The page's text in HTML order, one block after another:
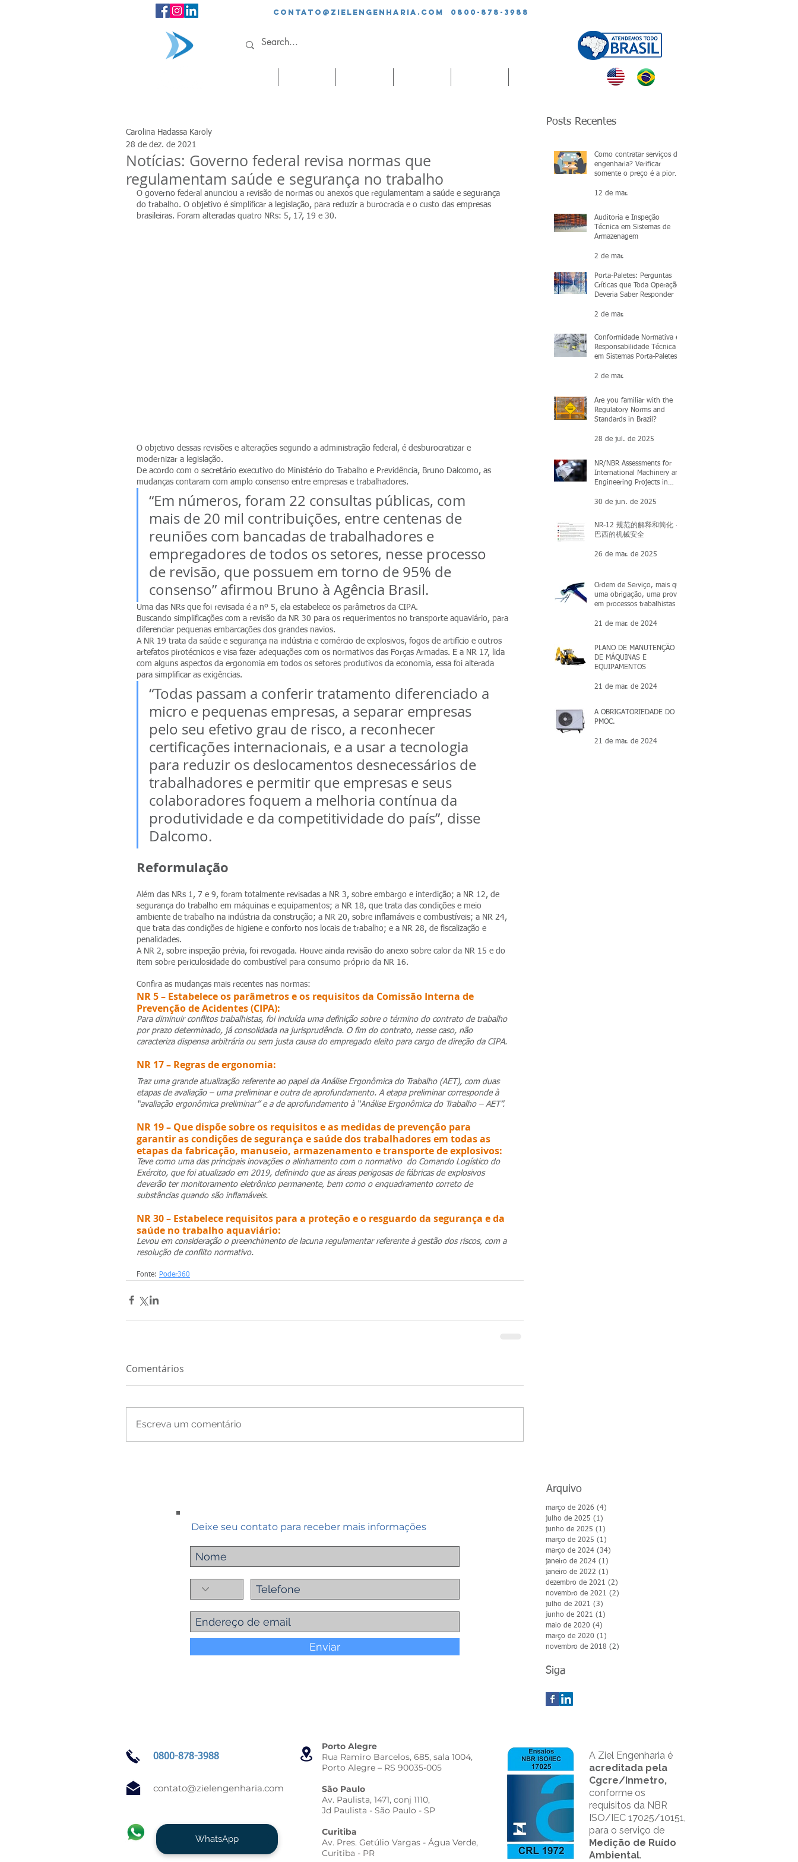
contato@zielengenharia.com 0800-878-3988
Notícias: Governo federal revisa normas que
regulamentam saúde e segurança no trabalho
Carolina Hadassa Karoly
28 de dez. de 2021
O governo federal anunciou a revisão de normas ou anexos que regulamentam a saúde e segurança
do trabalho. O objetivo é simplificar a legislação, para reduzir a burocracia e o custo das empresas
brasileiras. Foram alteradas quatro NRs: 5, 17, 19 e 30.
O objetivo dessas revisões e alterações segundo a administração federal, é desburocratizar e
modernizar a legislação.
De acordo com o secretário executivo do Ministério do Trabalho e Previdência, Bruno Dalcomo, as
mudanças contaram com amplo consenso entre empresas e trabalhadores.
“Em números, foram 22 consultas públicas, com
mais de 20 mil contribuições, entre centenas de
reuniões com bancadas de trabalhadores e
empregadores de todos os setores, nesse processo
de revisão, que possuem em torno de 95% de
consenso” afirmou Bruno à Agência Brasil.
Uma das NRs que foi revisada é a nº 5, ela estabelece os parâmetros da CIPA.
Buscando simplificações com a revisão da NR 30 para os requerimentos no transporte aquaviário, para
diferenciar pequenas embarcações dos grandes navios.
A NR 19 trata da saúde e segurança na indústria e comércio de explosivos, fogos de artifício e outros
artefatos pirotécnicos e visa fazer adequações com os normativos das Forças Armadas. E a NR 17, lida
com alguns aspectos da ergonomia em todos os setores produtivos da economia, essa foi alterada
para simplificar as exigências.
“Todas passam a conferir tratamento diferenciado a
micro e pequenas empresas, a separar empresas
pelo seu efetivo grau de risco, a reconhecer
certificações internacionais, e a usar a tecnologia
para reduzir os deslocamentos desnecessários de
trabalhadores e permitir que empresas e seus
colaboradores foquem a melhoria contínua da
produtividade e da competitividade do país”, disse
Dalcomo.
Reformulação
Além das NRs 1, 7 e 9, foram totalmente revisadas a NR 3, sobre embargo e interdição; a NR 12, de
segurança do trabalho em máquinas e equipamentos; a NR 18, que trata das condições e meio
ambiente de trabalho na indústria da construção; a NR 20, sobre inflamáveis e combustíveis; a NR 24,
que trata das condições de higiene e conforto nos locais de trabalho; e a NR 28, de fiscalização e
penalidades.
A NR 2, sobre inspeção prévia, foi revogada. Houve ainda revisão do anexo sobre calor da NR 15 e do
item sobre periculosidade do combustível para consumo próprio da NR 16.
Confira as mudanças mais recentes nas normas:
NR 5 – Estabelece os parâmetros e os requisitos da Comissão Interna de
Prevenção de Acidentes (CIPA):
Para diminuir conflitos trabalhistas, foi incluída uma definição sobre o término do contrato de trabalho
por prazo determinado, já consolidada na jurisprudência. O fim do contrato, nesse caso, não
caracteriza dispensa arbitrária ou sem justa causa do empregado eleito para cargo de direção da CIPA.
NR 17 – Regras de ergonomia:
Traz uma grande atualização referente ao papel da Análise Ergonômica do Trabalho (AET), com duas
etapas de avaliação – uma preliminar e outra de aprofundamento. A etapa preliminar corresponde à
“avaliação ergonômica preliminar” e a de aprofundamento à “Análise Ergonômica do Trabalho – AET”.
NR 19 – Que dispõe sobre os requisitos e as medidas de prevenção para
garantir as condições de segurança e saúde dos trabalhadores em todas as
etapas da fabricação, manuseio, armazenamento e transporte de explosivos:
Teve como uma das principais inovações o alinhamento com o normativo  do Comando Logístico do
Exército, que foi atualizado em 2019, definindo que as áreas perigosas de fábricas de explosivos
deverão ter monitoramento eletrônico permanente, bem como o enquadramento correto de
substâncias quando são inflamáveis.
NR 30 – Estabelece requisitos para a proteção e o resguardo da segurança e da
saúde no trabalho aquaviário:
Levou em consideração o preenchimento de lacuna regulamentar referente à gestão dos riscos, com a
resolução de conflito normativo.
Fonte: Poder360
Comentários
Escreva um comentário
Posts Recentes
Como contratar serviços de
engenharia? Verificar
somente o preço é a pior
12 de mar.
Auditoria e Inspeção
Técnica em Sistemas de
Armazenagem
2 de mar.
Porta-Paletes: Perguntas
Críticas que Toda Operação
Deveria Saber Responder
2 de mar.
Conformidade Normativa e
Responsabilidade Técnica
em Sistemas Porta-Paletes:
2 de mar.
Are you familiar with the
Regulatory Norms and
Standards in Brazil?
28 de jul. de 2025
NR/NBR Assessments for
International Machinery and
Engineering Projects in
30 de jun. de 2025
NR-12 规范的解释和简化 -
巴西的机械安全
26 de mar. de 2025
Ordem de Serviço, mais que
uma obrigação, uma prova
em processos trabalhistas
21 de mar. de 2024
PLANO DE MANUTENÇÃO
DE MÁQUINAS E
EQUIPAMENTOS
21 de mar. de 2024
A OBRIGATORIEDADE DO
PMOC.
21 de mar. de 2024
Arquivo
Deixe seu contato para receber mais informações
Enviar
março de 2026 (4)
julho de 2025 (1)
junho de 2025 (1)
março de 2025 (1)
março de 2024 (34)
janeiro de 2024 (1)
janeiro de 2022 (1)
dezembro de 2021 (2)
novembro de 2021 (2)
julho de 2021 (3)
junho de 2021 (1)
maio de 2020 (4)
março de 2020 (1)
novembro de 2018 (2)
Siga
0800-878-3988
contato@zielengenharia.com
WhatsApp
A Ziel Engenharia é
acreditada pela
Cgcre/Inmetro,
conforme os
requisitos da NBR
ISO/IEC 17025/10151,
para o serviço de
Medição de Ruído
Ambiental.
Porto Alegre
Rua Ramiro Barcelos, 685, sala 1004,
Porto Alegre – RS 90035-005
São Paulo
Av. Paulista, 1471, conj 1110,
Jd Paulista - São Paulo - SP
Curitiba
Av. Pres. Getúlio Vargas - Água Verde,
Curitiba - PR